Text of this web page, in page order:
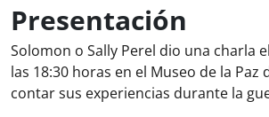
Presentación
Solomon o Sally Perel dio una charla
las 18:30 horas en el Museo de la Paz
contar sus experiencias durante la